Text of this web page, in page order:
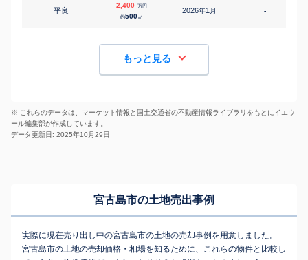
平良
2,400 万円
約500㎡
2026年1 月 -
もっと見る
※ これらのデータは、マーケット情報と国土交通省の不動産情報ライブラリ をもとにイエウ
ール編集部が作成しています。
データ更新日: 2025年10月29日
宮古島市の土地売出事例
実際に現在売り出し中の宮古島市の土地の売却事例を用意しました。
宮古島市の土地の売却価格・相場を知るために、これらの物件と比較し